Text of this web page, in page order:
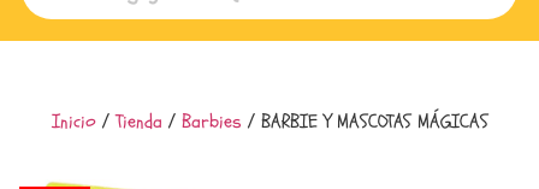
Inicio/Tienda / Barbies / BARBIE Y MASCOTAS MÁGICAS